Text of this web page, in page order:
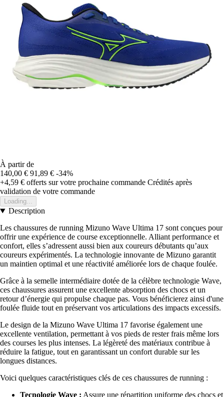
À partir de
140,00 € 91,89 € -34%
+4,59 € offerts sur votre prochaine commande Crédités après
validation de votre commande
Loading...
Description
Les chaussures de running Mizuno Wave Ultima 17 sont conçues pour
offrir une expérience de course exceptionnelle. Alliant performance et
confort, elles s’adressent aussi bien aux coureurs débutants qu’aux
coureurs expérimentés. La technologie innovante de Mizuno garantit
un maintien optimal et une réactivité améliorée lors de chaque foulée.
Grâce à la semelle intermédiaire dotée de la célèbre technologie Wave,
ces chaussures assurent une excellente absorption des chocs et un
retour d’énergie qui propulse chaque pas. Vous bénéficierez ainsi d'une
foulée fluide tout en préservant vos articulations des impacts excessifs.
Le design de la Mizuno Wave Ultima 17 favorise également une
excellente ventilation, permettant à vos pieds de rester frais même lors
des courses les plus intenses. La légèreté des matériaux contribue à
réduire la fatigue, tout en garantissant un confort durable sur les
longues distances.
Voici quelques caractéristiques clés de ces chaussures de running :
Tecnologie Wave : Assure une répartition uniforme des chocs et